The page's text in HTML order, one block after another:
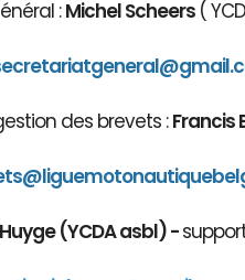
:Michel Scheers (
des brevets :Francis
motonautiqu
(YCDA asbl) -